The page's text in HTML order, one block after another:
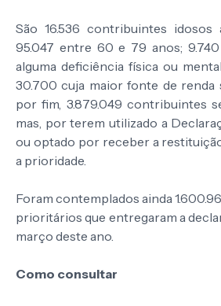
São 16.536 contribuintes
95.047 entre 60 e 79 anos;
alguma deficiência física ou
30.700 cuja maior fonte de renda
por fim, 3.879.049 contribuintes
mas, por terem utilizado a
ou optado por receber a
a prioridade.
Foram contemplados ainda
prioritários que entregaram a
março deste ano.
Como consultar